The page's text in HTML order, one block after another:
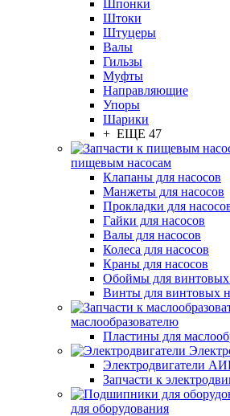
Шпонки
Штоки
Штуцеры
Валы
Гильзы
Муфты
Направляющие
Упоры
Шарики
+ ЕЩЕ 47
пищевым насосам
Клапаны для насосов
Манжеты для насосов
Прокладки для
Гайки для насосов
Валы для насосов
Колеса для насосов
Краны для насосов
Обоймы для винтовых
Винты для винтовых
маслообразователю
Пластины для
Электродвигатели
Запчасти к
для оборудования